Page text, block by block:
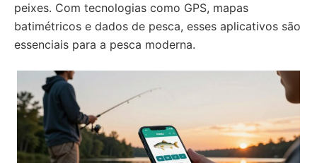
peixes. Com tecnologias como GPS, mapas
batimétricos e dados de pesca, esses aplicativos são
essenciais para a pesca moderna.